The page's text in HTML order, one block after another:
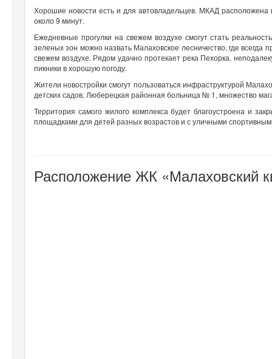
Хорошие новости есть и для автовладельцев. МКАД
около 9 минут.
Ежедневные прогулки на свежем воздухе смогут стать
зеленых зон можно назвать Малаховское лесничество, где
свежем воздухе. Рядом удачно протекает река Пехорка,
пикники в хорошую погоду.
Жители новостройки смогут пользоваться инфраструктурой
детских садов, Люберецкая районная больница № 1, множество
Территория самого жилого комплекса будет благоустроена и
площадками для детей разных возрастов и с уличными
Расположение ЖК «Малаховский